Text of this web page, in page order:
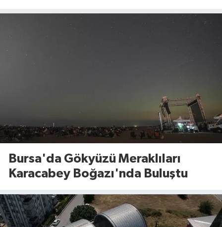
Bursa'da Gökyüzü Meraklıları
Karacabey Boğazı'nda Buluştu